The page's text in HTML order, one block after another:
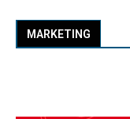
MARKETING